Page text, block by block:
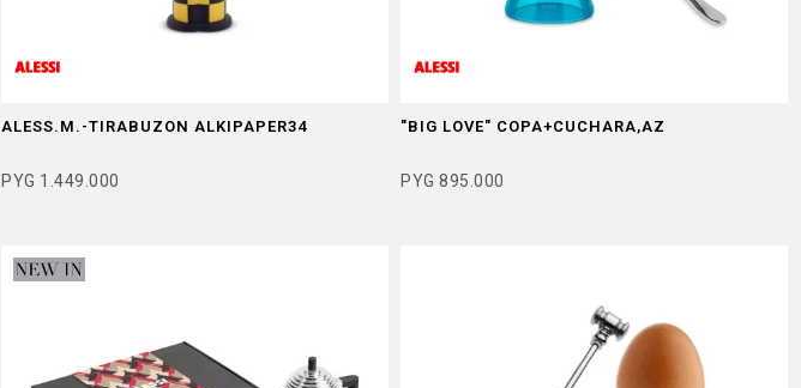
ALESS.M.-TIRABUZON ALKIPAPER34
PYG 1.449.000
"BIG LOVE" COPA+CUCHARA,AZ
PYG 895.000